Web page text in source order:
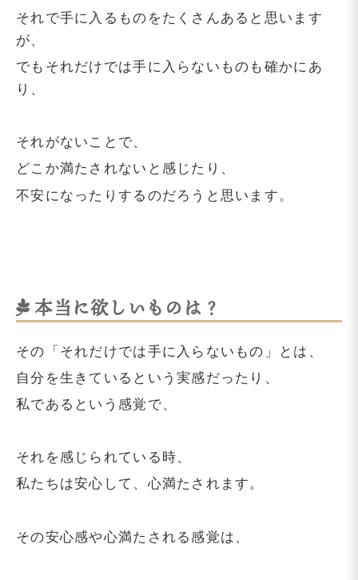
それで手に入るものをたくさんあると思います
が、
でもそれだけでは手に入らないものも確かにあ
り、
それがないことで、
どこか満たされないと感じたり、
不安になったりするのだろうと思います。
本当に欲しいものは？
その「それだけでは手に入らないもの」とは、
自分を生きているという実感だったり、
私であるという感覚で、
それを感じられている時、
私たちは安心して、心満たされます。
その安心感や心満たされる感覚は、